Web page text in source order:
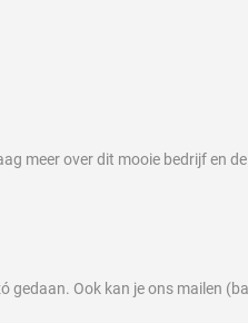
meer over dit mooie bedrijf en
gedaan. Ook kan je ons mailen